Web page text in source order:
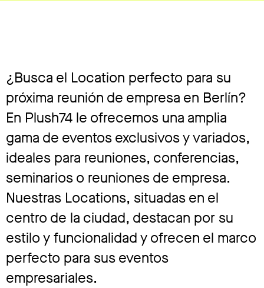
¿Busca el Location perfecto para su
próxima reunión de empresa en Berlín?
En Plush74 le ofrecemos una amplia
gama de eventos exclusivos y variados,
ideales para reuniones, conferencias,
seminarios o reuniones de empresa.
Nuestras Locations, situadas en el
centro de la ciudad, destacan por su
estilo y funcionalidad y ofrecen el marco
perfecto para sus eventos
empresariales.